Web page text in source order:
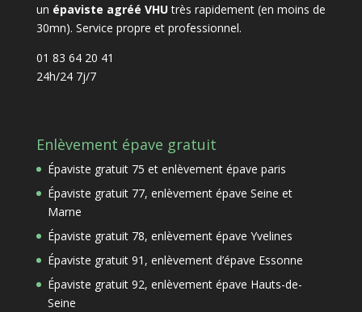
un épaviste agréé VHUtrès rapidement (en moins de
30mn). Service propre et professionnel.
01 83 64 20 41
24h/24 7j/7
Enlèvement épave gratuit
Épaviste gratuit 75 et enlèvement épave paris
Épaviste gratuit 77, enlèvement épave Seine et
Marne
Épaviste gratuit 78, enlèvement épave Yvelines
Épaviste gratuit 91, enlèvement d’épave Essonne
Épaviste gratuit 92, enlèvement épave Hauts-de-
Seine